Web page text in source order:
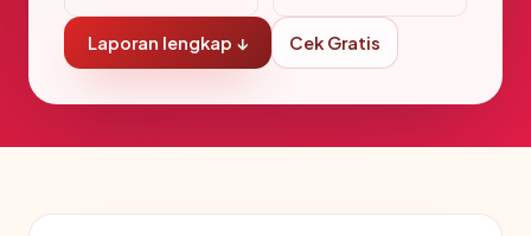
Laporan lengkap ↓ Cek Gratis